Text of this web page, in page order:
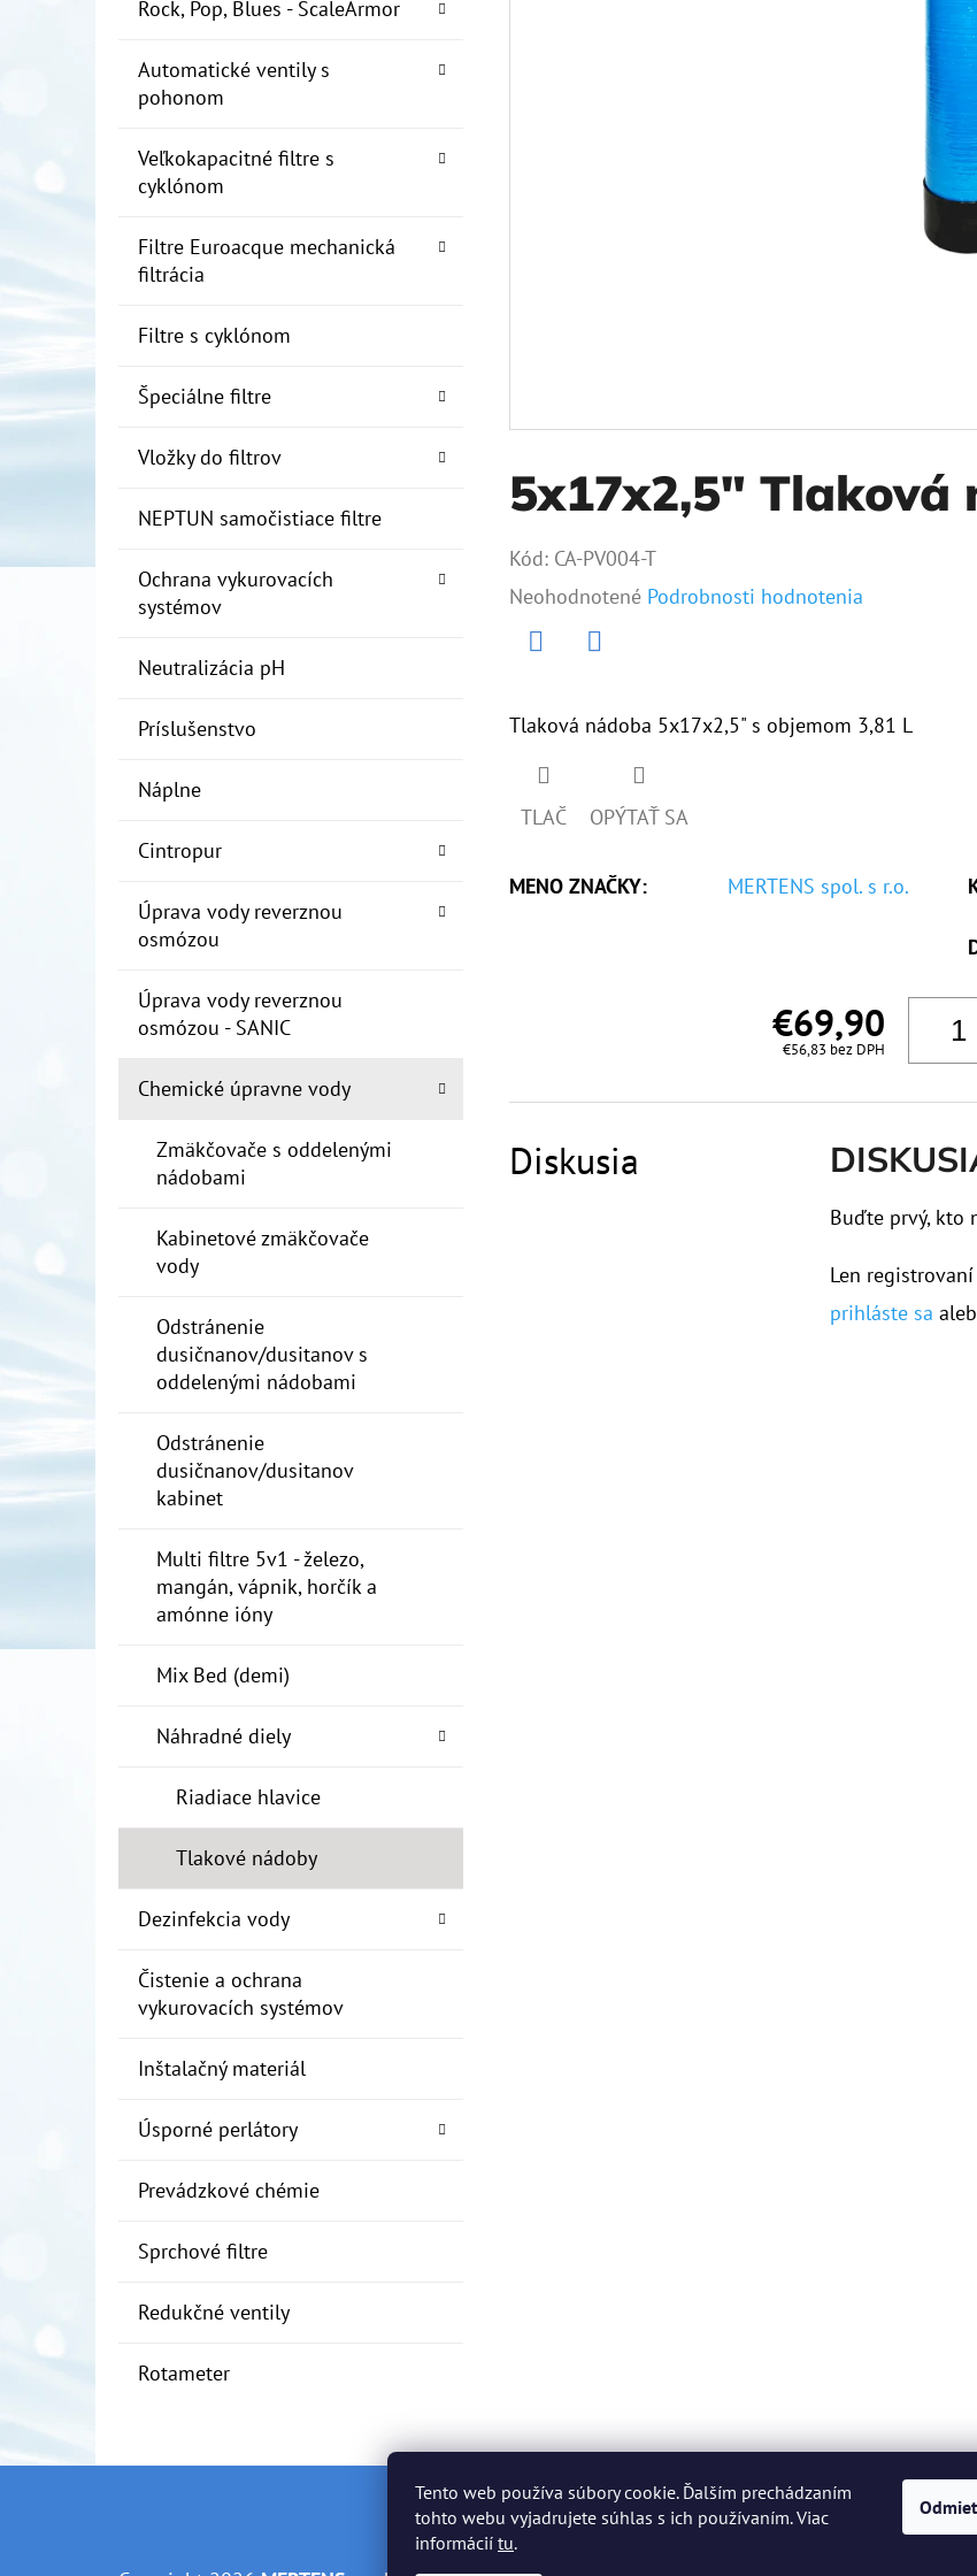
Tento web používa súbory cookie. Ďalším prechádzaním
tohto webu vyjadrujete súhlas s ich používaním. Viac
informácií tu.
Rock, Pop, Blues - ScaleArmor
Automatické ventily s
pohonom
Veľkokapacitné filtre s
cyklónom
Filtre Euroacque mechanická
filtrácia
Filtre s cyklónom
Špeciálne filtre
Vložky do filtrov
NEPTUN samočistiace filtre
Ochrana vykurovacích
systémov
Neutralizácia pH
Príslušenstvo
Náplne
Cintropur
Úprava vody reverznou
osmózou
Úprava vody reverznou
osmózou - SANIC
Chemické úpravne vody
Zmäkčovače s oddelenými
nádobami
Kabinetové zmäkčovače
vody
Odstránenie
dusičnanov/dusitanov s
oddelenými nádobami
Odstránenie
dusičnanov/dusitanov
kabinet
Multi filtre 5v1 - železo,
mangán, vápnik, horčík a
amónne ióny
Mix Bed (demi)
Náhradné diely
Riadiace hlavice
Tlakové nádoby
Dezinfekcia vody
Čistenie a ochrana
vykurovacích systémov
Inštalačný materiál
Úsporné perlátory
Prevádzkové chémie
Sprchové filtre
Redukčné ventily
Rotameter
5x17x2,5" Tlaková
Kód: CA-PV004-T
Priemerné
hodnotenie
Neohodnotené Podrobnosti hodnotenia
Tlaková nádoba 5x17x2,5" s objemom 3,81 L
TLAČ OPÝTAŤ SA
MENO ZNAČKY: MERTENS spol. s r.o.
€69,90
€56,83 bez DPH
Diskusia
Buďte prvý, kto
Len
prihláste sa
10" FILTER SENIOR 1"
€19
10"
€37,10